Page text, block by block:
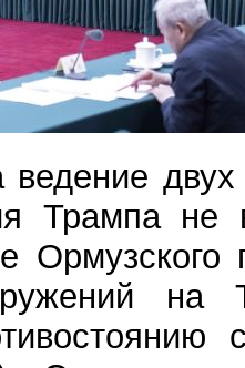
ведение
Трампа не
Ормузского
на